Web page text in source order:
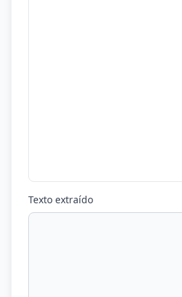
Texto extraído